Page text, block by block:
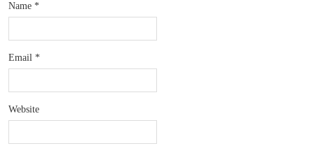
Name *
Email *
Website